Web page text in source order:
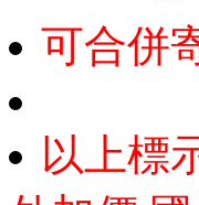
可合併
以上標